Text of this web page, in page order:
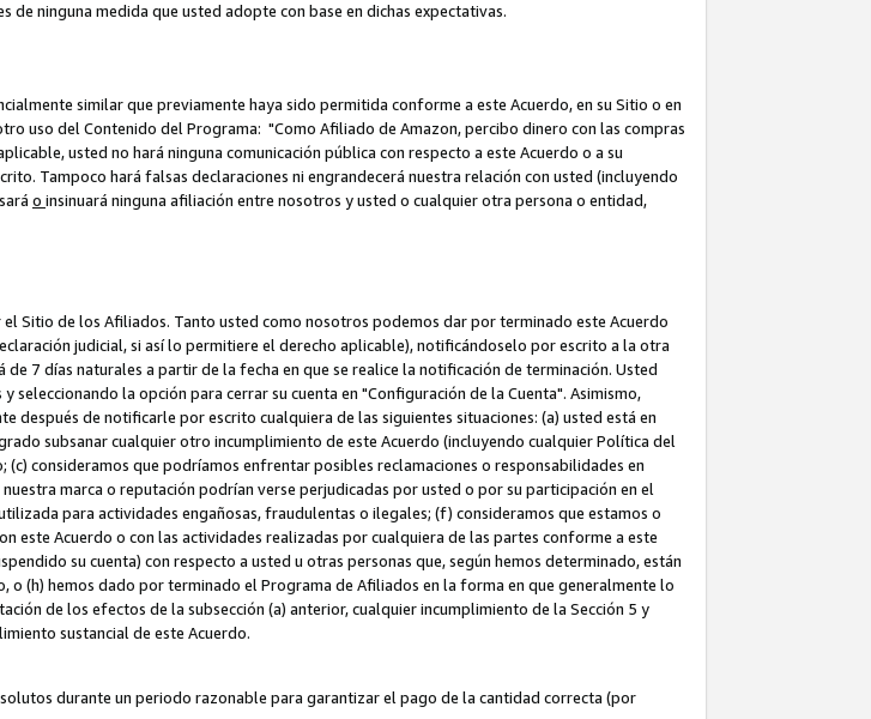
ninguna medida que usted adopte con base en dichas expectativas.
similar que previamente haya sido permitida conforme a este Acuerdo, en su Sitio o en
uso del Contenido del Programa: "Como Afiliado de Amazon, percibo dinero con las compras
usted no hará ninguna comunicación pública con respecto a este Acuerdo o a su
Tampoco hará falsas declaraciones ni engrandecerá nuestra relación con usted (incluyendo
o insinuará ninguna afiliación entre nosotros y usted o cualquier otra persona o entidad,
Sitio de los Afiliados. Tanto usted como nosotros podemos dar por terminado este Acuerdo
judicial, si así lo permitiere el derecho aplicable), notificándoselo por escrito a la otra
7 días naturales a partir de la fecha en que se realice la notificación de terminación. Usted
la opción para cerrar su cuenta en "Configuración de la Cuenta". Asimismo,
después de notificarle por escrito cualquiera de las siguientes situaciones: (a) usted está en
subsanar cualquier otro incumplimiento de este Acuerdo (incluyendo cualquier Política del
consideramos que podríamos enfrentar posibles reclamaciones o responsabilidades en
marca o reputación podrían verse perjudicadas por usted o por su participación en el
para actividades engañosas, fraudulentas o ilegales; (f) consideramos que estamos o
este Acuerdo o con las actividades realizadas por cualquiera de las partes conforme a este
su cuenta) con respecto a usted u otras personas que, según hemos determinado, están
(h) hemos dado por terminado el Programa de Afiliados en la forma en que generalmente lo
de los efectos de la subsección (a) anterior, cualquier incumplimiento de la Sección 5 y
sustancial de este Acuerdo.
durante un periodo razonable para garantizar el pago de la cantidad correcta (por